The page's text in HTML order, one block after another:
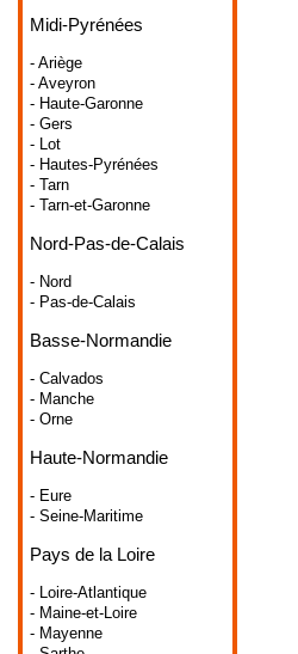
Midi-Pyrénées
- Ariège
- Aveyron
- Haute-Garonne
- Gers
- Lot
- Hautes-Pyrénées
- Tarn
- Tarn-et-Garonne
Nord-Pas-de-Calais
- Nord
- Pas-de-Calais
Basse-Normandie
- Calvados
- Manche
- Orne
Haute-Normandie
- Eure
- Seine-Maritime
Pays de la Loire
- Loire-Atlantique
- Maine-et-Loire
- Mayenne